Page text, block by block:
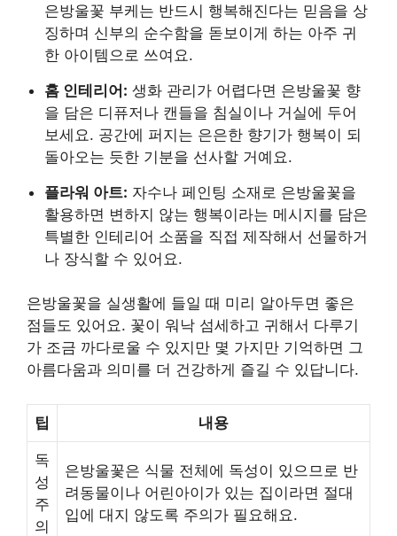
은방울꽃 부케는 반드시 행복해진다는 믿음을 상
징하며 신부의 순수함을 돋보이게 하는 아주 귀
한 아이템으로 쓰여요.
홈 인테리어: 생화 관리가 어렵다면 은방울꽃 향
을 담은 디퓨저나 캔들을 침실이나 거실에 두어
보세요. 공간에 퍼지는 은은한 향기가 행복이 되
돌아오는 듯한 기분을 선사할 거예요.
플라워 아트: 자수나 페인팅 소재로 은방울꽃을
활용하면 변하지 않는 행복이라는 메시지를 담은
특별한 인테리어 소품을 직접 제작해서 선물하거
나 장식할 수 있어요.
은방울꽃을 실생활에 들일 때 미리 알아두면 좋은
점들도 있어요. 꽃이 워낙 섬세하고 귀해서 다루기
가 조금 까다로울 수 있지만 몇 가지만 기억하면 그
아름다움과 의미를 더 건강하게 즐길 수 있답니다.
팁 내용
독
성
주
의
은방울꽃은 식물 전체에 독성이 있으므로 반
려동물이나 어린아이가 있는 집이라면 절대
입에 대지 않도록 주의가 필요해요.